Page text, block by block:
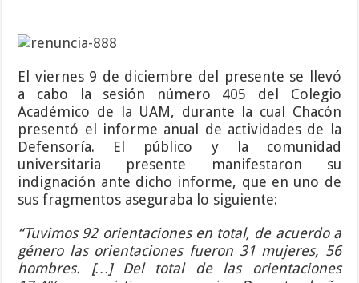
El viernes 9 de diciembre del presente se llevó
a cabo la sesión número 405 del Colegio
Académico de la UAM, durante la cual Chacón
presentó el informe anual de actividades de la
Defensoría. El público y la comunidad
universitaria presente manifestaron su
indignación ante dicho informe, que en uno de
sus fragmentos aseguraba lo siguiente:
“Tuvimos 92 orientaciones en total, de acuerdo a
género las orientaciones fueron 31 mujeres, 56
hombres. […] Del total de las orientaciones